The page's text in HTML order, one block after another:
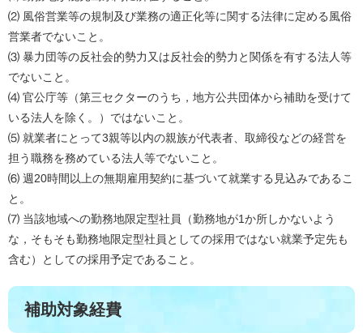
⑵ 風俗営業等の規制及び業務の適正化等に関する法律に定める風俗
営業者でないこと。
⑶ 暴力団等の反社会的勢力又は反社会的勢力と関係を有する法人等
でないこと。
⑷ 官公庁等（第三セクターのうち，地方公共団体から補助を受けて
いる法人を除く。）ではないこと。
⑸ 就業者にとって3親等以内の親族が代表者、取締役などの経営を
担う職務を務めている法人等でないこと。
⑹ 週20時間以上の無期雇用契約に基づいて就業する見込みであるこ
と。
⑺ 当該地域への勤務地限定型社員（勤務地が1か所しかないよう
な，そもそも勤務地限定型社員としての採用ではない就業予定先も
含む）としての採用予定であること。
補助対象経費